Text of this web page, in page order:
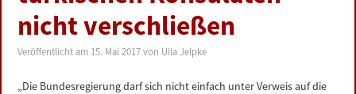
DATENSCHUTZERKLÄRUNG
IMPRESSUM
nicht verschließen
Veröffentlicht am 15. Mai 2017 von Ulla Jelpke
„Die Bundesregierung darf sich nicht einfach unter Verweis auf die